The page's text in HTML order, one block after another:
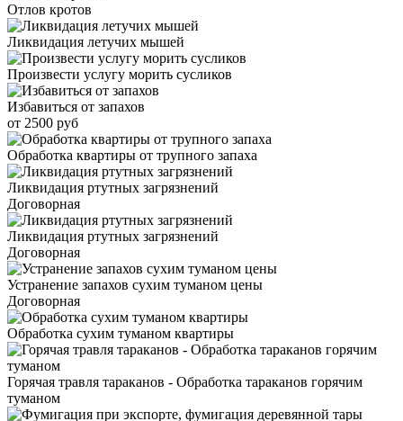
Отлов кротов
Ликвидация летучих мышей
Произвести услугу морить сусликов
Избавиться от запахов
от 2500 руб
Обработка квартиры от трупного запаха
Ликвидация ртутных загрязнений
Договорная
Ликвидация ртутных загрязнений
Договорная
Устранение запахов сухим туманом цены
Договорная
Обработка сухим туманом квартиры
Горячая травля тараканов - Обработка тараканов горячим
туманом